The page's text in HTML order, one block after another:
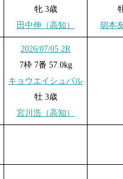
牝 3歳
田中伸（高知）
胡本
2026/07/05 2R
7枠 7番 57.0kg
キョウエイシュバル
牡 3歳
宮川浩（高知）